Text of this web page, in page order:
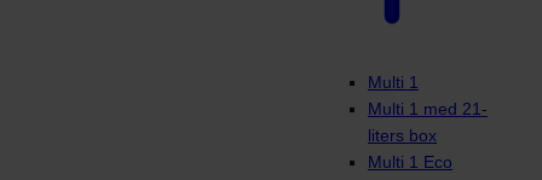
Multi 1
Multi 1 med 21-
liters box
Multi 1 Eco